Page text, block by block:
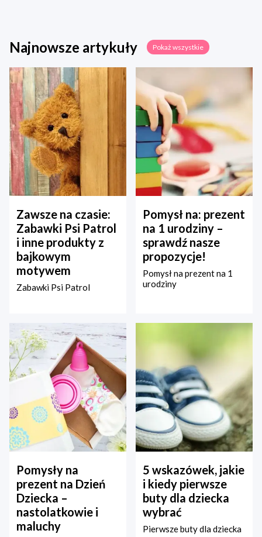
Najnowsze artykuły Pokaż wszystkie
Zawsze na czasie:
Zabawki Psi Patrol
i inne produkty z
bajkowym
motywem
Zabawki Psi Patrol
Pomysł na: prezent
na 1 urodziny –
sprawdź nasze
propozycje!
Pomysł na prezent na 1
urodziny
Pomysły na
prezent na Dzień
Dziecka –
nastolatkowie i
maluchy
5 wskazówek, jakie
i kiedy pierwsze
buty dla dziecka
wybrać
Pierwsze buty dla dziecka